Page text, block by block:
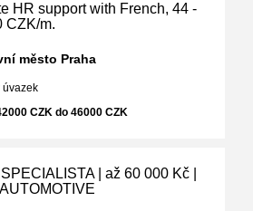
HR support with French, 44 -
CZK/m.
město Praha
úvazek
CZK do 46000 CZK
| až 60 000 Kč |